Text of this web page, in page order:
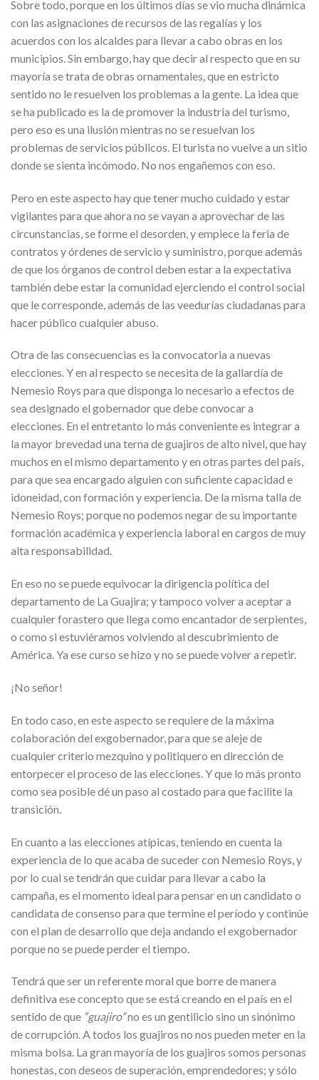
Sobre todo, porque en los últimos días se vio mucha dinámica
con las asignaciones de recursos de las regalías y los
acuerdos con los alcaldes para llevar a cabo obras en los
municipios. Sin embargo, hay que decir al respecto que en su
mayoría se trata de obras ornamentales, que en estricto
sentido no le resuelven los problemas a la gente. La idea que
se ha publicado es la de promover la industria del turismo,
pero eso es una ilusión mientras no se resuelvan los
problemas de servicios públicos. El turista no vuelve a un sitio
donde se sienta incómodo. No nos engañemos con eso.
Pero en este aspecto hay que tener mucho cuidado y estar
vigilantes para que ahora no se vayan a aprovechar de las
circunstancias, se forme el desorden, y empiece la feria de
contratos y órdenes de servicio y suministro, porque además
de que los órganos de control deben estar a la expectativa
también debe estar la comunidad ejerciendo el control social
que le corresponde, además de las veedurías ciudadanas para
hacer público cualquier abuso.
Otra de las consecuencias es la convocatoria a nuevas
elecciones. Y en al respecto se necesita de la gallardía de
Nemesio Roys para que disponga lo necesario a efectos de
sea designado el gobernador que debe convocar a
elecciones. En el entretanto lo más conveniente es integrar a
la mayor brevedad una terna de guajiros de alto nivel, que hay
muchos en el mismo departamento y en otras partes del país,
para que sea encargado alguien con suficiente capacidad e
idoneidad, con formación y experiencia. De la misma talla de
Nemesio Roys; porque no podemos negar de su importante
formación académica y experiencia laboral en cargos de muy
alta responsabilidad.
En eso no se puede equivocar la dirigencia política del
departamento de La Guajira; y tampoco volver a aceptar a
cualquier forastero que llega como encantador de serpientes,
o como si estuviéramos volviendo al descubrimiento de
América. Ya ese curso se hizo y no se puede volver a repetir.
¡No señor!
En todo caso, en este aspecto se requiere de la máxima
colaboración del exgobernador, para que se aleje de
cualquier criterio mezquino y politiquero en dirección de
entorpecer el proceso de las elecciones. Y que lo más pronto
como sea posible dé un paso al costado para que facilite la
transición.
En cuanto a las elecciones atípicas, teniendo en cuenta la
experiencia de lo que acaba de suceder con Nemesio Roys, y
por lo cual se tendrán que cuidar para llevar a cabo la
campaña, es el momento ideal para pensar en un candidato o
candidata de consenso para que termine el período y continúe
con el plan de desarrollo que deja andando el exgobernador
porque no se puede perder el tiempo.
Tendrá que ser un referente moral que borre de manera
definitiva ese concepto que se está creando en el país en el
sentido de que “guajiro”no es un gentilicio sino un sinónimo
de corrupción. A todos los guajiros no nos pueden meter en la
misma bolsa. La gran mayoría de los guajiros somos personas
honestas, con deseos de superación, emprendedores; y sólo